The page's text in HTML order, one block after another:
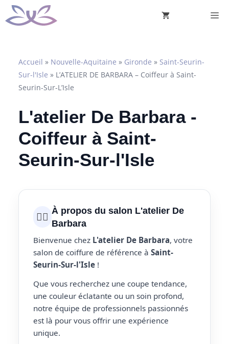
Aller
au
Accueil » Nouvelle-Aquitaine » Gironde » Saint-Seurin-
Sur-l'Isle » L’ATELIER DE BARBARA – Coiffeur à Saint-
Seurin-Sur-L’Isle
L'atelier De Barbara -
Coiffeur à Saint-
Seurin-Sur-l'Isle
💇‍♀️ À propos du salon L'atelier De
Barbara
Bienvenue chez L'atelier De Barbara, votre
salon de coiffure de référence à Saint-
Seurin-Sur-l'Isle !
Que vous recherchez une coupe tendance,
une couleur éclatante ou un soin profond,
notre équipe de professionnels passionnés
est là pour vous offrir une expérience
unique.